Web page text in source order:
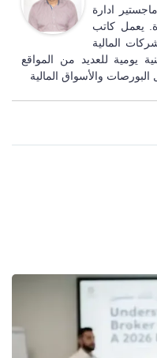
على ماجستير ادارة
يعمل كاتب
المالية
يومية للعديد من المواقع
والأسواق المالية